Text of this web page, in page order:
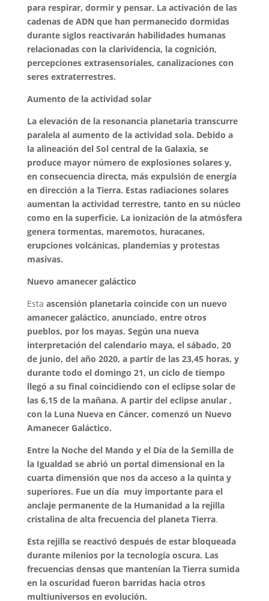
para respirar, dormir y pensar. La activación de las
cadenas de ADN que han permanecido dormidas
durante siglos reactivarán habilidades humanas
relacionadas con la clarividencia, la cognición,
percepciones extrasensoriales, canalizaciones con
seres extraterrestres.
Aumento de la actividad solar
La elevación de la resonancia planetaria transcurre
paralela al aumento de la actividad sola. Debido a
la alineación del Sol central de la Galaxia, se
produce mayor número de explosiones solares y,
en consecuencia directa, más expulsión de energía
en dirección a la Tierra. Estas radiaciones solares
aumentan la actividad terrestre, tanto en su núcleo
como en la superficie. La ionización de la atmósfera
genera tormentas, maremotos, huracanes,
erupciones volcánicas, plandemias y protestas
masivas.
Nuevo amanecer galáctico
Esta ascensión planetaria coincide con un nuevo
amanecer galáctico, anunciado, entre otros
pueblos, por los mayas. Según una nueva
interpretación del calendario maya, el sábado, 20
de junio, del año 2020, a partir de las 23,45 horas, y
durante todo el domingo 21, un ciclo de tiempo
llegó a su final coincidiendo con el eclipse solar de
las 6,15 de la mañana. A partir del eclipse anular ,
con la Luna Nueva en Cáncer, comenzó un Nuevo
Amanecer Galáctico.
Entre la Noche del Mando y el Día de la Semilla de
la Igualdad se abrió un portal dimensional en la
cuarta dimensión que nos da acceso a la quinta y
superiores. Fue un día muy importante para el
anclaje permanente de la Humanidad a la rejilla
cristalina de alta frecuencia del planeta Tierra.
Esta rejilla se reactivó después de estar bloqueada
durante milenios por la tecnología oscura. Las
frecuencias densas que mantenían la Tierra sumida
en la oscuridad fueron barridas hacia otros
multiuniversos en evolución.